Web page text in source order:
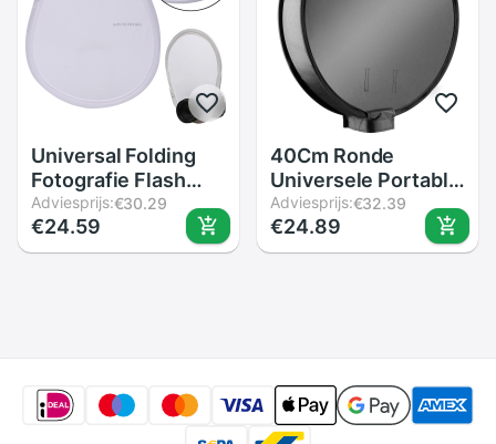
Universal Folding
Fotografie Flash
Lens Diffuser
Reflector Voor Dslr
Slr Camera
Adviesprijs:€30.29
€24.59
40Cm Ronde
Universele Portable
Speedlight Softbox
Flash Diffuser Op-
Top Soft Box Voor
Adviesprijs:€32.39
€24.89